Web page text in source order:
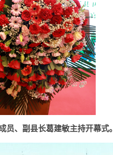
员、副县长葛建敏主持开幕式。